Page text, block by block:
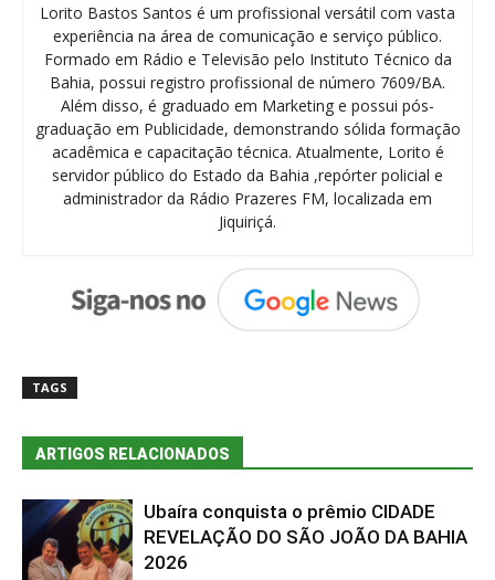
Lorito Bastos Santos é um profissional versátil com vasta
experiência na área de comunicação e serviço público.
Formado em Rádio e Televisão pelo Instituto Técnico da
Bahia, possui registro profissional de número 7609/BA.
Além disso, é graduado em Marketing e possui pós-
graduação em Publicidade, demonstrando sólida formação
acadêmica e capacitação técnica. Atualmente, Lorito é
servidor público do Estado da Bahia ,repórter policial e
administrador da Rádio Prazeres FM, localizada em
Jiquiriçá.
TAGS
ARTIGOS RELACIONADOS
Ubaíra conquista o prêmio CIDADE
REVELAÇÃO DO SÃO JOÃO DA BAHIA
2026